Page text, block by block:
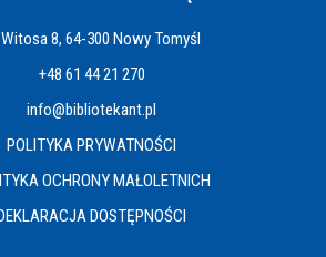
8, 64-300 Nowy Tomyśl
+48 61 44 21 270
info@bibliotekant.pl
POLITYKA PRYWATNOŚCI
OCHRONY MAŁOLETNICH
DOSTĘPNOŚCI